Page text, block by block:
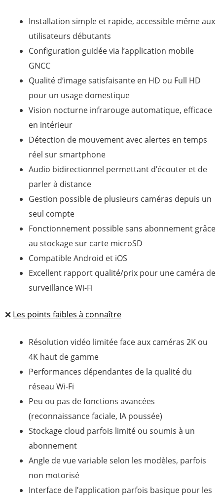
Installation simple et rapide, accessible même aux
utilisateurs débutants
Configuration guidée via l’application mobile
GNCC
Qualité d’image satisfaisante en HD ou Full HD
pour un usage domestique
Vision nocturne infrarouge automatique, efficace
en intérieur
Détection de mouvement avec alertes en temps
réel sur smartphone
Audio bidirectionnel permettant d’écouter et de
parler à distance
Gestion possible de plusieurs caméras depuis un
seul compte
Fonctionnement possible sans abonnement grâce
au stockage sur carte microSD
Compatible Android et iOS
Excellent rapport qualité/prix pour une caméra de
surveillance Wi-Fi
❌ Les points faibles à connaître
Résolution vidéo limitée face aux caméras 2K ou
4K haut de gamme
Performances dépendantes de la qualité du
réseau Wi-Fi
Peu ou pas de fonctions avancées
(reconnaissance faciale, IA poussée)
Stockage cloud parfois limité ou soumis à un
abonnement
Angle de vue variable selon les modèles, parfois
non motorisé
Interface de l’application parfois basique pour les